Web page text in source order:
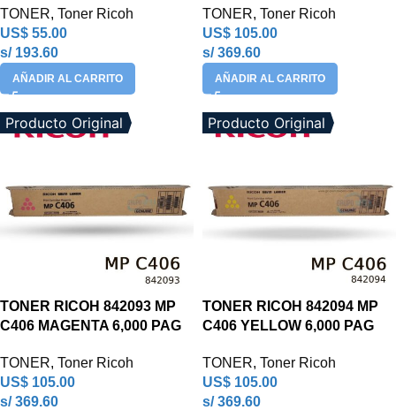
TONER, Toner Ricoh
US$ 55.00
s/ 193.60
AÑADIR AL CARRITO
TONER, Toner Ricoh
US$ 105.00
s/ 369.60
AÑADIR AL CARRITO
Producto Original
TONER RICOH 842093 MP
C406 MAGENTA 6,000 PAG
TONER, Toner Ricoh
US$ 105.00
s/ 369.60
Producto Original
TONER RICOH 842094 MP
C406 YELLOW 6,000 PAG
TONER, Toner Ricoh
US$ 105.00
s/ 369.60